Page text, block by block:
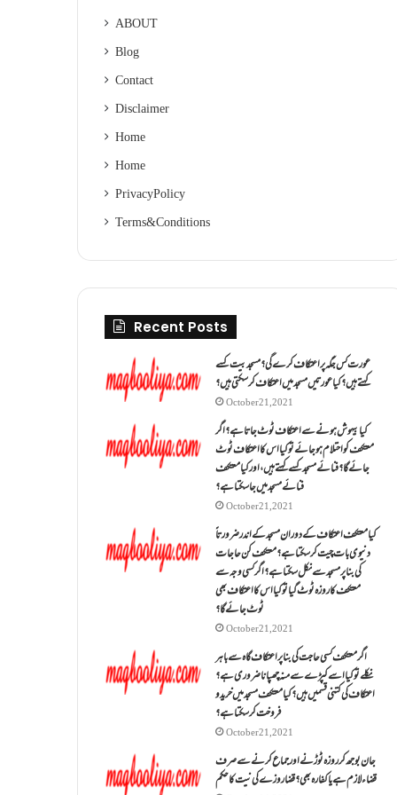
ABOUT
Blog
Contact
Disclaimer
Home
Home
Privacy Policy
Terms & Conditions
Recent Posts
عورت کس جگہ پر اعتکاف کرے گی؟مسجد بیت کسے
کہتے ہیں؟کیا عورتیں مسجد میں اعتکاف کر سکتی ہیں؟
October 21, 2021
کیا بیہوش ہونے سے اعتکاف ٹوٹ جاتا ہے؟ اگر
معتکف کو احتلام ہو جائے تو کیا اس کا اعتکاف ٹوٹ
جائے گا؟فنائے مسجد کسے کہتے ہیں ، اور کیا معتکف
فنائے مسجد میں جا سکتا ہے؟
October 21, 2021
کیا معتکف اعتکاف کے دوران مسجد کے اندر ضرورتاً
دنیوی بات چیت کر سکتا ہے؟معتکف کن حاجات
کی بنا پر مسجد سے نکل سکتا ہے؟ اگر کسی وجہ سے
معتکف کا روزہ ٹوٹ گیا تو کیا اس کا اعتکاف بھی
ٹوٹ جائے گا؟
October 21, 2021
اگر معتکف کسی حاجت کی بنا پر اعتکاف گاہ سے باہر
نکلے تو کیا اسے کپڑے سے منہ چھپانا ضروری ہے؟
اعتکاف کی کتنی قسمیں ہیں؟کیا معتکف مسجد میں خرید و
فروخت کر سکتا ہے؟
October 21, 2021
جان بوجھ کر روزہ ٹوڑنے اور جماع کرنے سے صرف
قضاء لازم ہے یا کفارہ بھی؟ قضا روزے کی نیت کا حکم